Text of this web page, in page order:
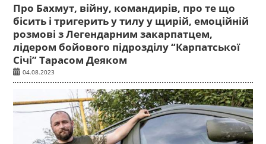
Про Бахмут, війну, командирів, про те що
бісить і тригерить у тилу у щирій, емоційній
розмові з Легендарним закарпатцем,
лідером бойового підрозділу “Карпатської
Січі” Тарасом Деяком
04.08.2023